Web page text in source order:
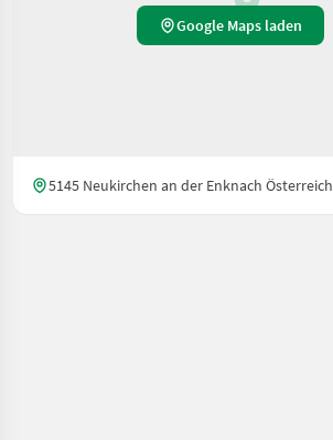
Google Maps laden
5145 Neukirchen an der Enknach Österreich